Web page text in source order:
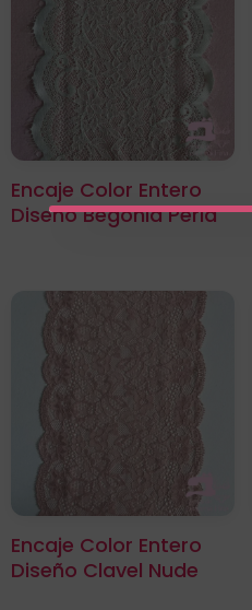
Encaje Color Entero
Diseño Begonia Perla
Encaje Color Entero
Diseño Clavel Nude